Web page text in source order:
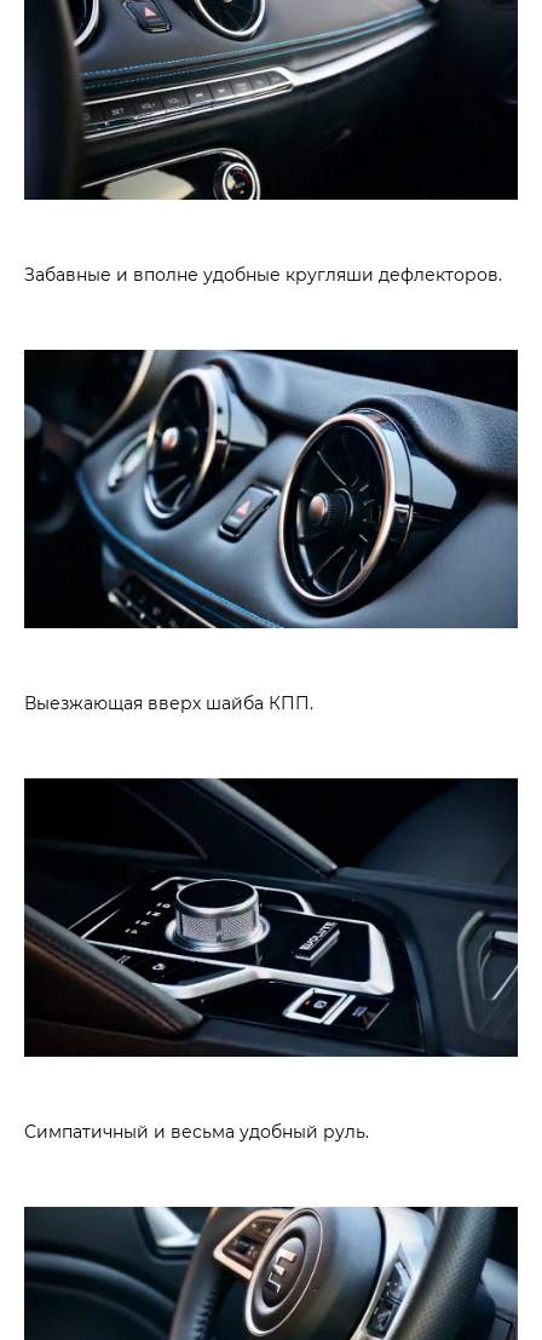
Забавные и вполне удобные кругляши дефлекторов.
Выезжающая вверх шайба КПП.
Симпатичный и весьма удобный руль.